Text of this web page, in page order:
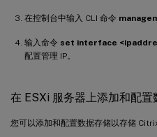
在控制台中输入 CLI 命令
输入命令 set interface
配置管理 IP。
在 ESXi 服务器上添加和配置
您可以添加和配置数据存储以存储